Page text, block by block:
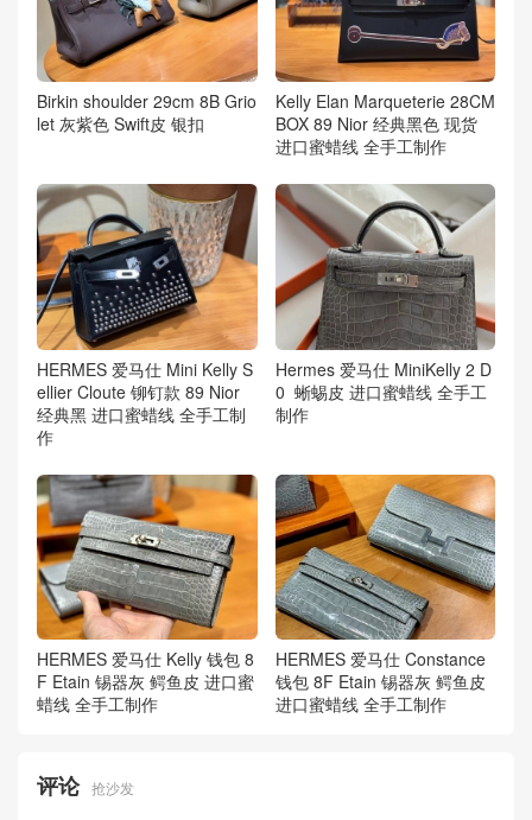
Birkin shoulder 29cm 8B Grio
let 灰紫色 Swift皮 银扣
Kelly Elan Marqueterie 28CM
BOX 89 Nior 经典黑色 现货
进口蜜蜡线 全手工制作
HERMES 爱马仕 Mini Kelly S
ellier Cloute 铆钉款 89 Nior
经典黑 进口蜜蜡线 全手工制
作
Hermes 爱马仕 MiniKelly 2 D
0 蜥蜴皮 进口蜜蜡线 全手工
制作
HERMES 爱马仕 Kelly 钱包 8
F Etain 锡器灰 鳄鱼皮 进口蜜
蜡线 全手工制作
HERMES 爱马仕 Constance
钱包 8F Etain 锡器灰 鳄鱼皮
进口蜜蜡线 全手工制作
评论 抢沙发